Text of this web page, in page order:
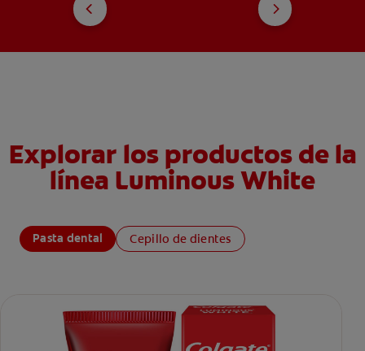
Explorar los productos de la
línea Luminous White
Pasta dental Cepillo de dientes